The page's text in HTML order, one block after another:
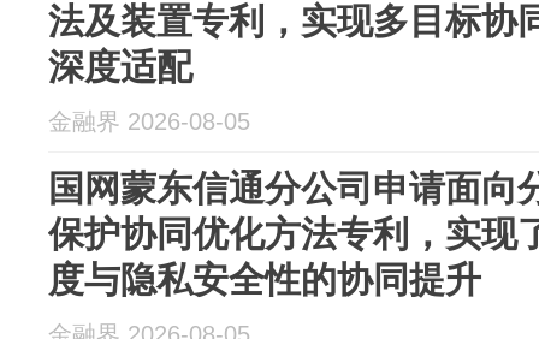
法及装置专利，实现多目标协
深度适配
金融界 2026-08-05
国网蒙东信通分公司申请面向
保护协同优化方法专利，实现
度与隐私安全性的协同提升